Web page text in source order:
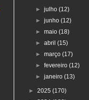
►julho(12)
►junho(12)
►maio(18)
►abril(15)
►março(17)
►fevereiro(12)
►janeiro(13)
► 2025 (170)